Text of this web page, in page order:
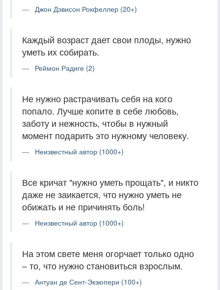
Джон Дэвисон Рокфеллер (20+)
Каждый возраст дает свои плоды, нужно
уметь их собирать.
Реймон Радиге (2)
Не нужно растрачивать себя на кого
попало. Лучше копите в себе любовь,
заботу и нежность, чтобы в нужный
момент подарить это нужному человеку.
Неизвестный автор (1000+)
Все кричат "нужно уметь прощать", и никто
даже не заикается, что нужно уметь не
обижать и не причинять боль!
Неизвестный автор (1000+)
На этом свете меня огорчает только одно
– то, что нужно становиться взрослым.
Антуан де Сент-Экзюпери (100+)